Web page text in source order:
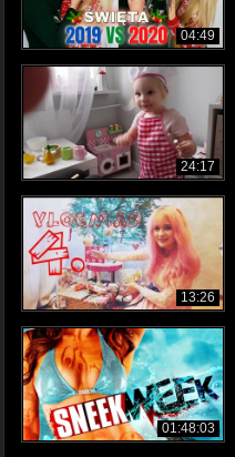
04:49
24:17
13:26
01:48:03